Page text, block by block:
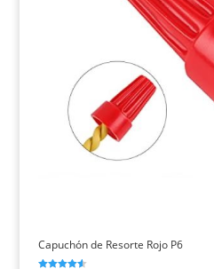
Capuchón de Resorte Rojo P6